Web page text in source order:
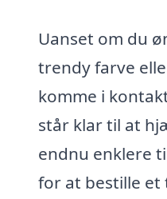
Uanset om du
trendy farve
komme i
står klar til at
endnu enklere
for at bestille et